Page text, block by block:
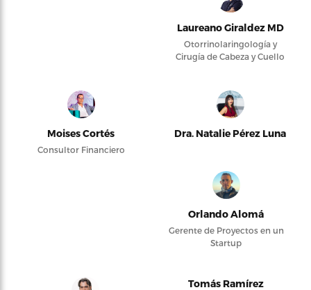
Laureano Giraldez MD
Otorrinolaringología y
Cirugía de Cabeza y Cuello
Moises Cortés
Consultor Financiero
Dra. Natalie Pérez Luna
Orlando Alomá
Gerente de Proyectos en un
Startup
Tomás Ramírez